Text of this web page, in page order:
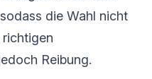
die Wahl nicht
Reibung.